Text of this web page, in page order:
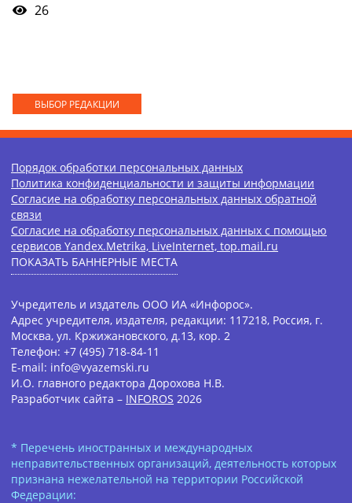
26
ВЫБОР РЕДАКЦИИ
Порядок обработки персональных данных
Политика конфиденциальности и защиты информации
Согласие на обработку персональных данных обратной
связи
Согласие на обработку персональных данных с помощью
сервисов Yandex.Metrika, LiveInternet, top.mail.ru
ПОКАЗАТЬ БАННЕРНЫЕ МЕСТА
Учредитель и издатель ООО ИА «Инфорос».
Адрес учредителя, издателя, редакции: 117218, Россия, г.
Москва, ул. Кржижановского, д.13, кор. 2
Телефон: +7 (495) 718-84-11
E-mail: info@vyazemski.ru
И.О. главного редактора Дорохова Н.В.
Разработчик сайта – INFOROS 2026
* Перечень иностранных и международных
неправительственных организаций, деятельность которых
признана нежелательной на территории Российской
Федерации: